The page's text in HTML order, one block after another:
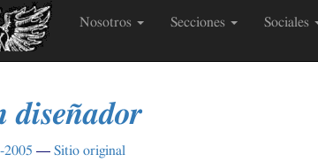
Nosotros Secciones Sociales
diseñador
2005
Sitio original